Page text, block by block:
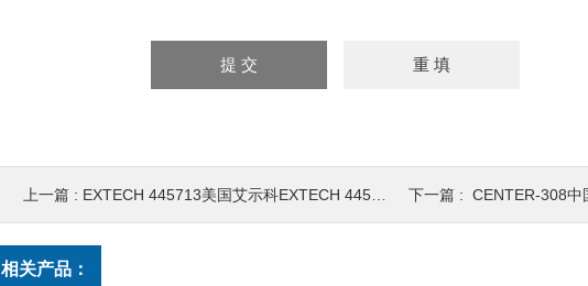
上一篇 : EXTECH 445713美国艾示科EXTECH 445713外接探 下一篇 : CENTER-308中国台
相关产品：